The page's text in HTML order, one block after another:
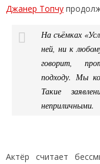
Джанер Топчу
На съёмках
ней, ни к
говорит,
подходу. Мы
Такие
неприличными.
Актёр считает